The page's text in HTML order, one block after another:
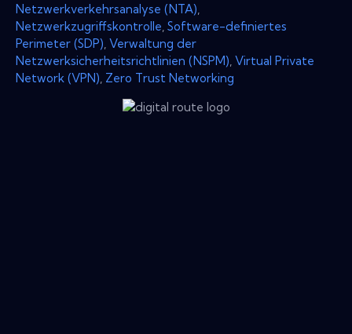
Netzwerkverkehrsanalyse (NTA)
Netzwerkzugriffskontrolle Software-definiertes
Perimeter (SDP) Verwaltung der
Netzwerksicherheitsrichtlinien (NSPM) Virtual Private
Network (VPN) Zero Trust Networking